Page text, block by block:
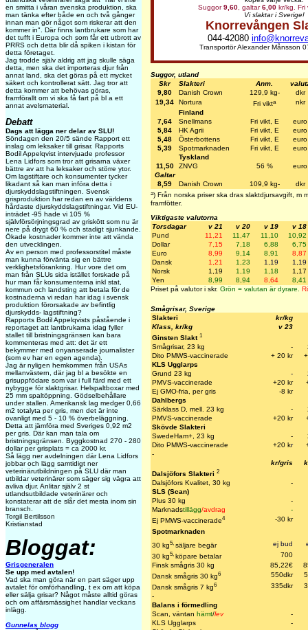
en smitta i våran svenska produktion, ska
man tänka efter både en och två gånger
innan man gör något som riskerar att den
kommer in". Där finns lantbrukare som har
det tufft i Europa och som får ett utbrott av
PRRS och detta blir då spiken i kistan för
detta företaget.
Jag trodde själv aldrig att jag skulle säga
detta, men ska det importeras djur från
annat land, ska det göras på ett mycket
säkert och kontrollerat sätt. Jag tror att
detta kommer att behövas göras,
framförallt om vi ska få fart på bl a ett
annat avelsmaterial.
Debatt
Dags att lägga ner delar av SLU!
Söndagen den 20/5 sände Rapport ett
inslag om leksaker till grisar. Rapports
Bodil Appelqvist intervjuade professor
Lena Lidfors som tror att grisarna växer
bättre av att ha leksaker och större ytor.
Om lagstiftare och konsumenter tycker
likadant så kan man införa detta i
djurskyddslagstiftningen. Svensk
grisproduktion har redan en av världens
hårdaste djurskyddslagstiftningar. Vid EU-
inträdet -95 hade vi 105 %
självförsörjningsgrad av griskött som nu är
nere på drygt 60 % och stadigt sjunkande.
Ökade kostnader kommer inte att vända
den utvecklingen.
Av en person med professorstitel måste
man kunna förvänta sig en bättre
verklighetsförankring. Hur vore det om
man från SLUs sida istället forskade på
hur man får konsumenterna inkl stat,
kommun och landsting att betala för de
kostnaderna vi redan har idag i svensk
produktion förorsakade av befintlig
djurskydds- lagstiftning?
Rapports Bodil Appelqvists påstående i
reportaget att lantbrukarna idag fyller
stallet till bristningsgränsen kan bara
kommenteras med att: det är ett
bekymmer med onyanserade journalister
(som ev har en egen agenda).
Jag är nyligen hemkommen från USAs
mellanvästern, där jag bl a besökte en
grisuppfödare som var i full färd med ett
nybygge för slaktgrisar. Helspaltboxar med
25 mm spaltöppning. Gödselbehållare
under stallen. Amerikansk lag medger 0,66
m2 totalyta per gris, men det är inte
ovanligt med 5 - 10 % överbeläggning.
Detta att jämföra med Sveriges 0,92 m2
per gris. Där kan man tala om
bristningsgränsen. Byggkostnad 270 - 280
dollar per grisplats = ca 2000 kr.
Så lägg ner avdelningen där Lena Lidfors
jobbar och lägg samtidigt ner
veterinärutbildningen på SLU där man
utbildar veterinärer som säger sig vägra att
avliva djur. Anlitar själv 2 st
utlandsutbildade veterinärer och
konstaterar att de slår det mesta inom sin
bransch.
Torgil Bertilsson
Kristianstad
Bloggat:
Grisgeneralen
Se upp med avtalen!
Vad ska man göra när en part säger upp
avtalet för omförhandling, t ex om att köpa
eller sälja grisar? Något måste alltid göras
och om affärsmässighet handlar veckans
inlägg.
Gunnelas blogg
Suggor9,60, galtar6,00kr/kg. Fri
Vi slaktar i Sverige!
Knorrevången
044-42080
Transportör Alexander Månsson
Suggor, utland
Skr
Slakteri Anm.
9,80
Danish Crown 129,9 kg-
dkr
19,34
Nortura Fri vikta
nkr
Finland
7,64
Snellmans Fri vikt, E
euro
5,84
HK Agrii Fri vikt, E
euro
5,48
Österbottens Fri vikt, E
euro
5,39
Spotmarknaden Fri vikt, E
euro
Tyskland
11,50
ZNVG 56 %
euro
Galtar
8,59
Danish Crown 109,9 kg- dkr
a) Från norska priser ska dras slaktdjursavgift, m
framfötter.
Viktigaste valutorna
Torsdagar
v 21 v 20 v 19
v 18
Pund
11,21 11,47 11,10
10,92
Dollar
7,15 7,18 6,88
6,75
Euro
8,99 9,14 8,91
8,87
Dansk
1,21 1,23 1,19
1,19
Norsk
1,19 1,19 1,18
1,17
Yen
8,99 8,94 8,64
8,41
Priset på valutor i skr. Grön = valutan är dyrare.
Smågrisar, Sverige
Slakteri
kr/kg
Klass, kr/kg
v 23
Ginsten Slakt 1
Smågrisar, 23 kg -
Dito PMWS-vaccinerade
+ 20 kr
KLS Ugglarps
Grund 23 kg
-
PMVS-vaccinerade
+20 kr
Ej GMO-fria, per gris
-8 kr
Dahlbergs
Särklass D, mell. 23 kg
-
PMVS-vaccinerade
+20 kr
Skövde Slakteri
SwedeHam+, 23 kg
-
Dito PMWS-vaccinerade
+20 kr
-
kr/gris
Dalsjöfors Slakteri 2
Dalsjöfors Kvalitet, 30 kg
-
SLS (Scan)
Plus 30 kg
-
Marknadstillägg/avdrag
-
Ej PMWS-vaccinerade4
-30 kr
Spotmarknaden
30 kg5, säljare begär ej bud
30 kg5, köpare betalar
700
Finsk smågris 30 kg
85,22€
Dansk smågris 30 kg6 550dkr
Dansk smågris 7 kg6 335dkr
-
Balans i förmedling
Scan, väntan hämt/lev
-
KLS Ugglarps
-